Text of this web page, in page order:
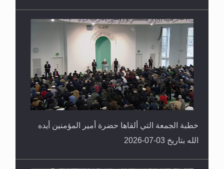
خطبة الجمعة التي ألقاها حضرة أمير المؤمنين أيده
الله بتاريخ 03-07-2026